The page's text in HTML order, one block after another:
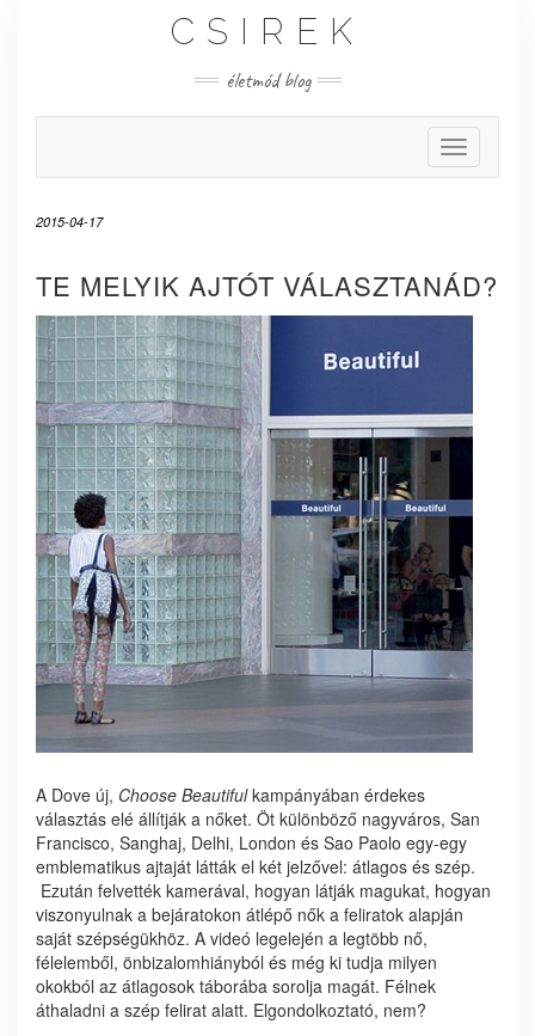
CSIREK
életmód blog
Toggle
2015-04-17
TE MELYIK AJTÓT VÁLASZTANÁD?
A Dove új, Choose Beautifulkampányában érdekes
választás elé állítják a nőket. Öt különböző nagyváros, San
Francisco, Sanghaj, Delhi, London és Sao Paolo egy-egy
emblematikus ajtaját látták el két jelzővel: átlagos és szép.
Ezután felvették kamerával, hogyan látják magukat, hogyan
viszonyulnak a bejáratokon átlépő nők a feliratok alapján
saját szépségükhöz. A videó legelején a legtöbb nő,
félelemből, önbizalomhiányból és még ki tudja milyen
okokból az átlagosok táborába sorolja magát. Félnek
áthaladni a szép felirat alatt. Elgondolkoztató, nem?